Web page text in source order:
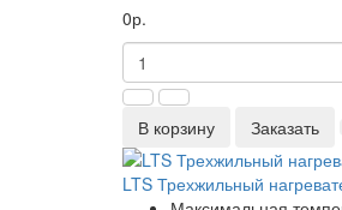
0р.
В корзину Заказать
LTS Трехжильный